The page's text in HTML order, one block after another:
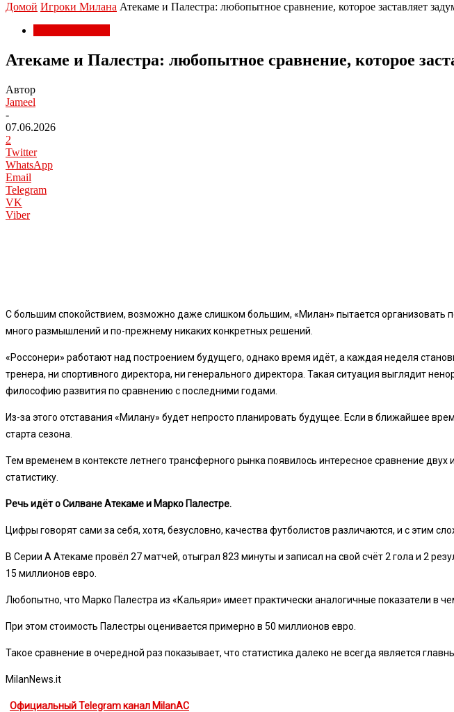
Домой Игроки Милана Атекаме и Палестра: любопытное сравнение, которое заставляет
Атекаме и Палестра: любопытное сравнение, которое
Автор
Jameel
-
07.06.2026
2
Twitter
WhatsApp
Email
Telegram
VK
Viber
С большим спокойствием, возможно даже слишком большим, «Милан» пытается организовать
много размышлений и по-прежнему никаких конкретных решений.
«Россонери» работают над построением будущего, однако время идёт, а каждая неделя
тренера, ни спортивного директора, ни генерального директора. Такая ситуация выглядит
философию развития по сравнению с последними годами.
Из-за этого отставания «Милану» будет непросто планировать будущее. Если в ближайшее
старта сезона.
Тем временем в контексте летнего трансферного рынка появилось интересное сравнение
статистику.
Речь идёт о Силване Атекаме и Марко Палестре.
Цифры говорят сами за себя, хотя, безусловно, качества футболистов различаются, и с этим
В Серии А Атекаме провёл 27 матчей, отыграл 823 минуты и записал на свой счёт 2 гола и 2
15 миллионов евро.
Любопытно, что Марко Палестра из «Кальяри» имеет практически аналогичные показатели в
При этом стоимость Палестры оценивается примерно в 50 миллионов евро.
Такое сравнение в очередной раз показывает, что статистика далеко не всегда является
MilanNews.it
Официальный Telegram канал MilanAC